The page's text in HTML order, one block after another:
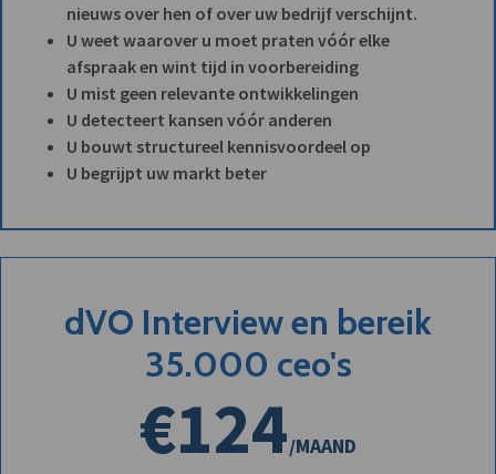
nieuws over hen of over uw bedrijf verschijnt.
U weet waarover u moet praten vóór elke
afspraak en wint tijd in voorbereiding
U mist geen relevante ontwikkelingen
U detecteert kansen vóór anderen
U bouwt structureel kennisvoordeel op
U begrijpt uw markt beter
dVO Interview en bereik
35.000 ceo's
€124/MAAND